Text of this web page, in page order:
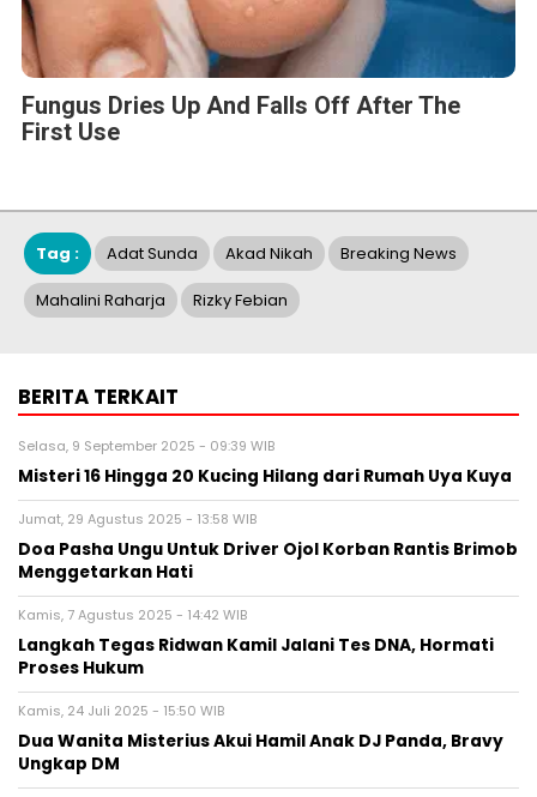
Fungus Dries Up And Falls Off After The
First Use
Tag : Adat Sunda Akad Nikah Breaking News
Mahalini Raharja Rizky Febian
BERITA TERKAIT
Selasa, 9 September 2025 - 09:39 WIB
Misteri 16 Hingga 20 Kucing Hilang dari Rumah Uya Kuya
Jumat, 29 Agustus 2025 - 13:58 WIB
Doa Pasha Ungu Untuk Driver Ojol Korban Rantis Brimob
Menggetarkan Hati
Kamis, 7 Agustus 2025 - 14:42 WIB
Langkah Tegas Ridwan Kamil Jalani Tes DNA, Hormati
Proses Hukum
Kamis, 24 Juli 2025 - 15:50 WIB
Dua Wanita Misterius Akui Hamil Anak DJ Panda, Bravy
Ungkap DM